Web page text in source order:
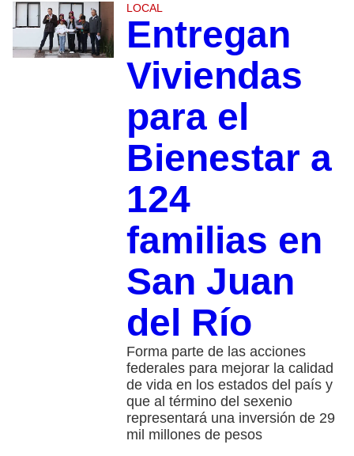
LOCAL
Entregan
Viviendas
para el
Bienestar a
124
familias en
San Juan
del Río
Forma parte de las acciones
federales para mejorar la calidad
de vida en los estados del país y
que al término del sexenio
representará una inversión de 29
mil millones de pesos